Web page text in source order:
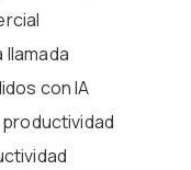
llamada
con IA